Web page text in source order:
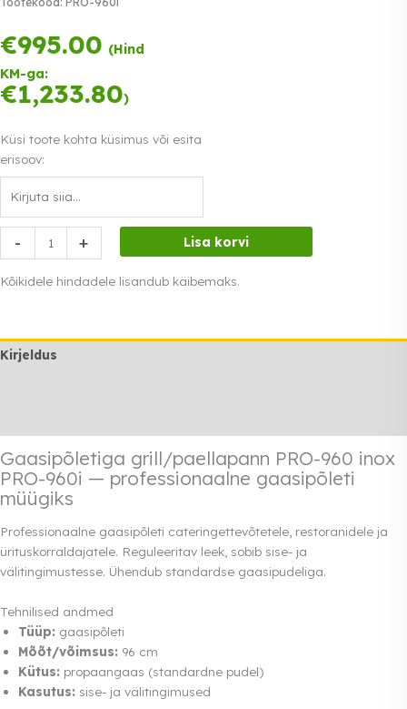
€995.00 (Hind
KM-ga:
€1,233.80)
Küsi toote kohta küsimus või esita
erisoov:
-
grill/paellapann
PRO-
PRO-
960i
+ Lisa korvi
Kõikidele hindadele lisandub käibemaks.
Kirjeldus
Gaasipõletiga grill/paellapann PRO-960 inox
PRO-960i — professionaalne gaasipõleti
müügiks
Professionaalne gaasipõleti cateringettevõtetele, restoranidele ja
ürituskorraldajatele. Reguleeritav leek, sobib sise- ja
välitingimustesse. Ühendub standardse gaasipudeliga.
Tehnilised andmed
Tüüp: gaasipõleti
Mõõt/võimsus: 96 cm
Kütus: propaangaas (standardne pudel)
Kasutus: sise- ja välitingimused